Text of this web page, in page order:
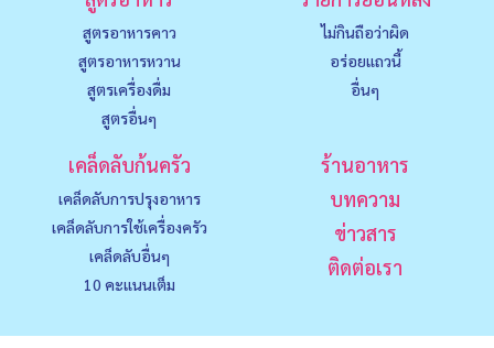
สูตรอาหารคาว
สูตรอาหารหวาน
สูตรเครื่องดื่ม
สูตรอื่นๆ
ไม่กินถือว่าผิด
อร่อยแถวนี้
อื่นๆ
เคล็ดลับก้นครัว
เคล็ดลับการปรุงอาหาร
เคล็ดลับการใช้เครื่องครัว
เคล็ดลับอื่นๆ
10 คะแนนเต็ม
ร้านอาหาร
บทความ
ข่าวสาร
ติดต่อเรา